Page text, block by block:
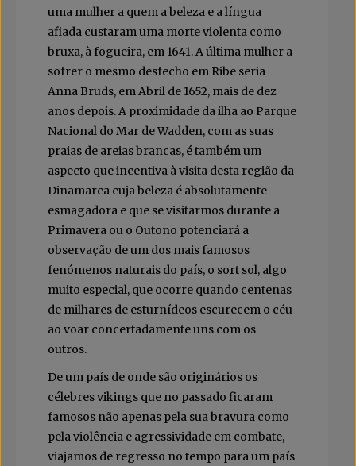
uma mulher a quem a beleza e a língua
afiada custaram uma morte violenta como
bruxa, à fogueira, em 1641. A última mulher a
sofrer o mesmo desfecho em Ribe seria
Anna Bruds, em Abril de 1652, mais de dez
anos depois. A proximidade da ilha ao Parque
Nacional do Mar de Wadden, com as suas
praias de areias brancas, é também um
aspecto que incentiva à visita desta região da
Dinamarca cuja beleza é absolutamente
esmagadora e que se visitarmos durante a
Primavera ou o Outono potenciará a
observação de um dos mais famosos
fenómenos naturais do país, o sort sol, algo
muito especial, que ocorre quando centenas
de milhares de esturnídeos escurecem o céu
ao voar concertadamente uns com os
outros.
De um país de onde são originários os
célebres vikings que no passado ficaram
famosos não apenas pela sua bravura como
pela violência e agressividade em combate,
viajamos de regresso no tempo para um país